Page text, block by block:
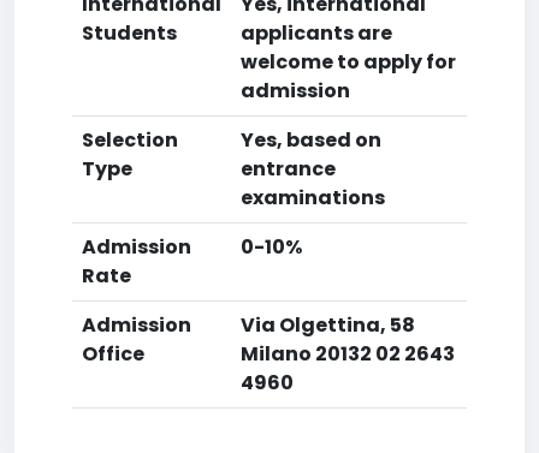
Students
applicants are
welcome to apply for
admission
Selection
Type
Yes, based on
entrance
examinations
Admission
Rate
0-10%
Admission
Office
Via Olgettina, 58
Milano 20132 02 2643
4960